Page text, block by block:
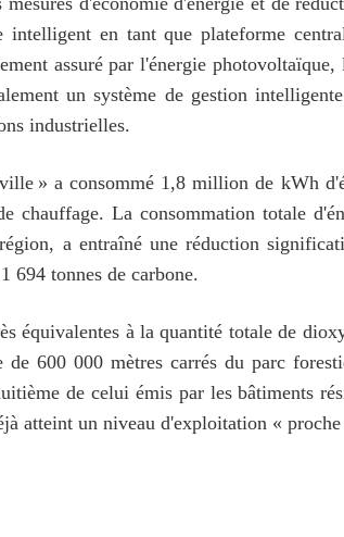
en tant que plateforme
assuré par l'énergie photovoltaïque,
un système de gestion
industrielles.
» a consommé 1,8 million de kWh
chauffage. La consommation totale
a entraîné une réduction
694 tonnes de carbone.
équivalentes à la quantité totale de
de 600 000 mètres carrés du parc
de celui émis par les bâtiments
atteint un niveau d'exploitation «